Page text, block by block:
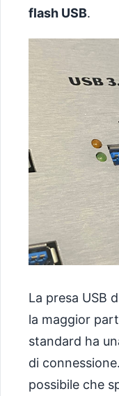
flash USB.
La presa USB
la maggior
standard ha
di
possibile che